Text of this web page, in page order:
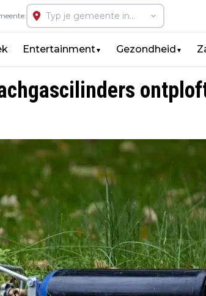
Entertainment▼ Gezondheid ▼